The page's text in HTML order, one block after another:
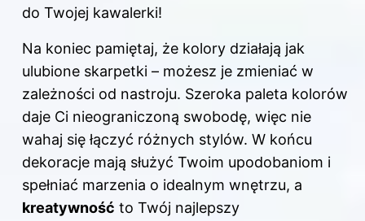
do Twojej kawalerki!
Na koniec pamiętaj, że kolory działają jak
ulubione skarpetki – możesz je zmieniać w
zależności od nastroju. Szeroka paleta kolorów
daje Ci nieograniczoną swobodę, więc nie
wahaj się łączyć różnych stylów. W końcu
dekoracje mają służyć Twoim upodobaniom i
spełniać marzenia o idealnym wnętrzu, a
kreatywność to Twój najlepszy